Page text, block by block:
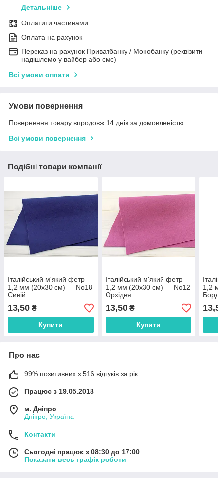
Детальніше
Оплатити частинами
Оплата на рахунок
Переказ на рахунок Приватбанку / Монобанку (реквізити
надішлемо у вайбер або смс)
Всі умови оплати
Умови повернення
Повернення товару впродовж 14 днів за домовленістю
Всі умови повернення
Подібні товари компанії
Італійський м'який фетр
1,2 мм (20х30 см) — No18
Синій
13,50 ₴
Купити
Італійський м'який фетр
1,2 мм (20х30 см) — No12
Орхідея
13,50₴
Купити
1,2
Про нас
99% позитивних з 516 відгуків за рік
Працює з 19.05.2018
м. Дніпро
Дніпро, Україна
Контакти
Сьогодні працює з 08:30 до 17:00
Показати весь графік роботи